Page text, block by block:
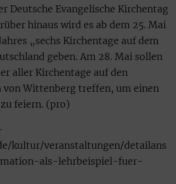
Deutsche Evangelische Kirchentag
hinaus wird es ab dem 25. Mai
„sechs Kirchentage auf dem
geben. Am 28. Mai sollen
aller Kirchentage auf den
von Wittenberg treffen, um einen
feiern. (pro)
kultur/veranstaltungen/detailans
als-lehrbeispiel-fuer-